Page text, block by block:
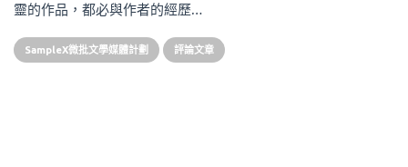
靈的作品，都必與作者的經歷…
SampleX微批文學媒體計劃 評論文章